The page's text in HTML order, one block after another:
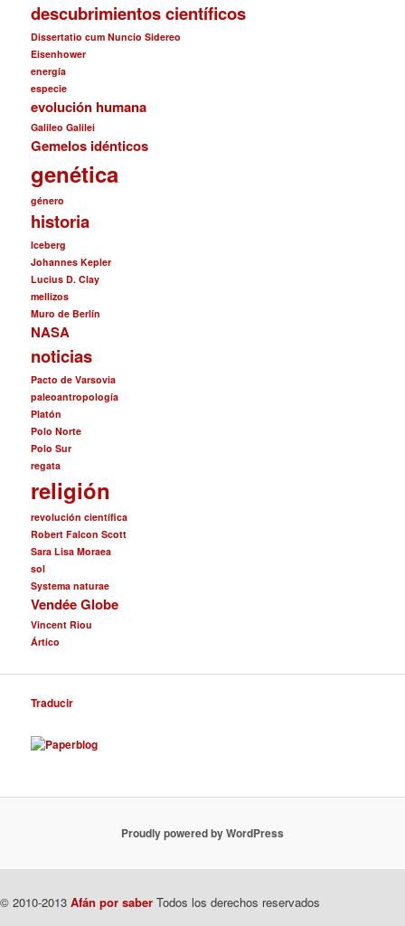
descubrimientos científicos
Dissertatio cum Nuncio Sidereo
Eisenhower
energía
especie
evolución humana
Galileo Galilei
Gemelos idénticos
genética
género
historia
Iceberg
Johannes Kepler
Lucius D. Clay
mellizos
Muro de Berlín
NASA
noticias
Pacto de Varsovia
paleoantropología
Platón
Polo Norte
Polo Sur
regata
religión
revolución científica
Robert Falcon Scott
Sara Lisa Moraea
sol
Systema naturae
Vendée Globe
Vincent Riou
Ártico
Traducir
Proudly powered by WordPress
© 2010-2013 Afán por saber Todos los derechos reservados